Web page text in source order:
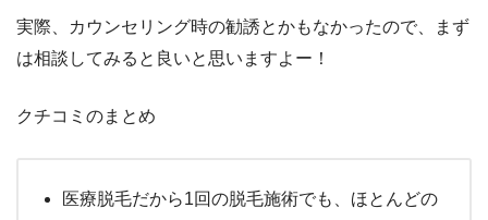
実際、カウンセリング時の勧誘とかもなかったので、まず
は相談してみると良いと思いますよー！
クチコミのまとめ
医療脱毛だから1回の脱毛施術でも、ほとんどの